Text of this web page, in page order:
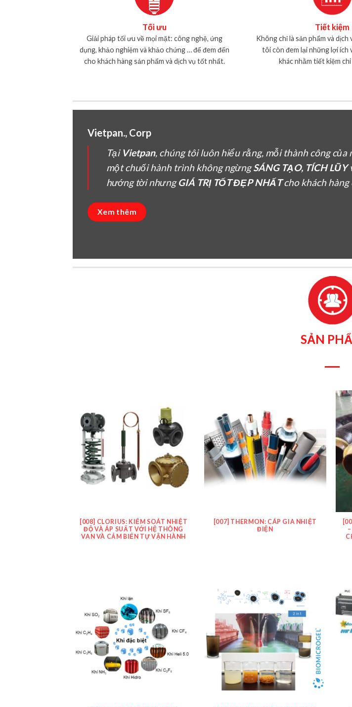
Tối ưu
Giải pháp tối ưu về mọi mặt: công nghệ, ứng
dụng, khảo nghiệm và khảo chứng … để đem đến
cho khách hàng sản phẩm và dịch vụ tốt nhất.
Tiết kiệm
Không chỉ là sản phẩm và
tôi còn đem lại những lợi ích
khác nhằm tiết kiệm
Vietpan., Corp
Tại Vietpan, chúng tôi luôn hiểu rằng, mỗi thành công của
một chuối hành trình không ngừngSÁNG TẠO, TÍCH LŨY
hướng tời nhưngGIÁ TRỊ TỐT ĐẸP NHẤTcho khách hàng
Xem thêm
SẢN
[008] CLORIUS: KIỂM SOÁT NHIỆT
ĐỘ VÀ ÁP SUẤT VỚI HỆ THÔNG
VAN VÀ CẢM BIẾN TỰ VẬN HÀNH
[007] THERMON: CÁP GIA NHIỆT
ĐIỆN